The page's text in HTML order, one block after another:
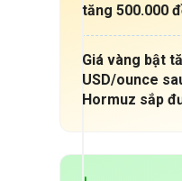
tăng 500.000
Giá vàng bật
USD/ounce
Hormuz sắp